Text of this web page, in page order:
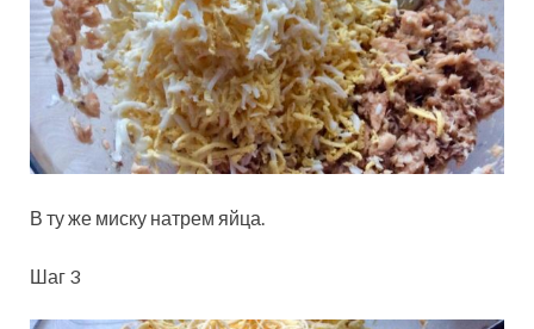
В ту же миску натрем яйца.
Шаг 3